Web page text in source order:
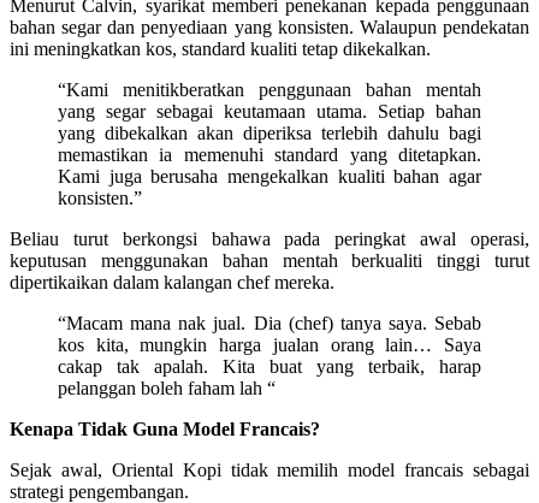
Menurut Calvin, syarikat memberi penekanan kepada penggunaan
bahan segar dan penyediaan yang konsisten. Walaupun pendekatan
ini meningkatkan kos, standard kualiti tetap dikekalkan.
“Kami menitikberatkan penggunaan bahan mentah
yang segar sebagai keutamaan utama. Setiap bahan
yang dibekalkan akan diperiksa terlebih dahulu bagi
memastikan ia memenuhi standard yang ditetapkan.
Kami juga berusaha mengekalkan kualiti bahan agar
konsisten.”
Beliau turut berkongsi bahawa pada peringkat awal operasi,
keputusan menggunakan bahan mentah berkualiti tinggi turut
dipertikaikan dalam kalangan chef mereka.
“Macam mana nak jual. Dia (chef) tanya saya. Sebab
kos kita, mungkin harga jualan orang lain… Saya
cakap tak apalah. Kita buat yang terbaik, harap
pelanggan boleh faham lah “
Kenapa Tidak Guna Model Francais?
Sejak awal, Oriental Kopi tidak memilih model francais sebagai
strategi pengembangan.